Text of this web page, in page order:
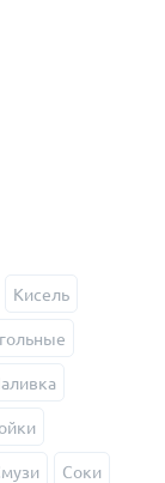
Кисель
Соки